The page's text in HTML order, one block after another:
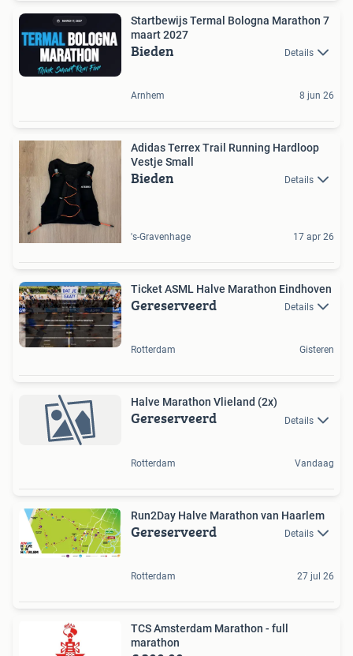
Startbewijs Termal Bologna Marathon 7
maart 2027
Bieden Details
Arnhem 8 jun 26
Adidas Terrex Trail Running Hardloop
Vestje Small
Bieden Details
's-Gravenhage 17 apr 26
Ticket ASML Halve Marathon Eindhoven
Gereserveerd Details
Rotterdam Gisteren
Halve Marathon Vlieland (2x)
Gereserveerd Details
Rotterdam Vandaag
Run2Day Halve Marathon van Haarlem
Gereserveerd Details
Rotterdam 27 jul 26
TCS Amsterdam Marathon - full
marathon